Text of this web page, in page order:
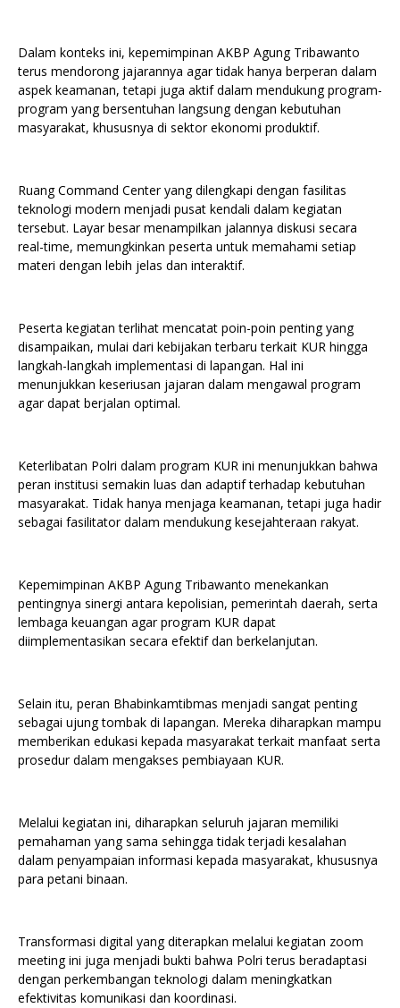
Dalam konteks ini, kepemimpinan AKBP Agung Tribawanto
terus mendorong jajarannya agar tidak hanya berperan dalam
aspek keamanan, tetapi juga aktif dalam mendukung program-
program yang bersentuhan langsung dengan kebutuhan
masyarakat, khususnya di sektor ekonomi produktif.
Ruang Command Center yang dilengkapi dengan fasilitas
teknologi modern menjadi pusat kendali dalam kegiatan
tersebut. Layar besar menampilkan jalannya diskusi secara
real-time, memungkinkan peserta untuk memahami setiap
materi dengan lebih jelas dan interaktif.
Peserta kegiatan terlihat mencatat poin-poin penting yang
disampaikan, mulai dari kebijakan terbaru terkait KUR hingga
langkah-langkah implementasi di lapangan. Hal ini
menunjukkan keseriusan jajaran dalam mengawal program
agar dapat berjalan optimal.
Keterlibatan Polri dalam program KUR ini menunjukkan bahwa
peran institusi semakin luas dan adaptif terhadap kebutuhan
masyarakat. Tidak hanya menjaga keamanan, tetapi juga hadir
sebagai fasilitator dalam mendukung kesejahteraan rakyat.
Kepemimpinan AKBP Agung Tribawanto menekankan
pentingnya sinergi antara kepolisian, pemerintah daerah, serta
lembaga keuangan agar program KUR dapat
diimplementasikan secara efektif dan berkelanjutan.
Selain itu, peran Bhabinkamtibmas menjadi sangat penting
sebagai ujung tombak di lapangan. Mereka diharapkan mampu
memberikan edukasi kepada masyarakat terkait manfaat serta
prosedur dalam mengakses pembiayaan KUR.
Melalui kegiatan ini, diharapkan seluruh jajaran memiliki
pemahaman yang sama sehingga tidak terjadi kesalahan
dalam penyampaian informasi kepada masyarakat, khususnya
para petani binaan.
Transformasi digital yang diterapkan melalui kegiatan zoom
meeting ini juga menjadi bukti bahwa Polri terus beradaptasi
dengan perkembangan teknologi dalam meningkatkan
efektivitas komunikasi dan koordinasi.